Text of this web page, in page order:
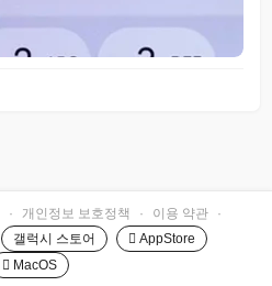
· 개인정보 보호정책 · 이용 약관
·
갤럭시 스토어
 AppStore
 MacOS